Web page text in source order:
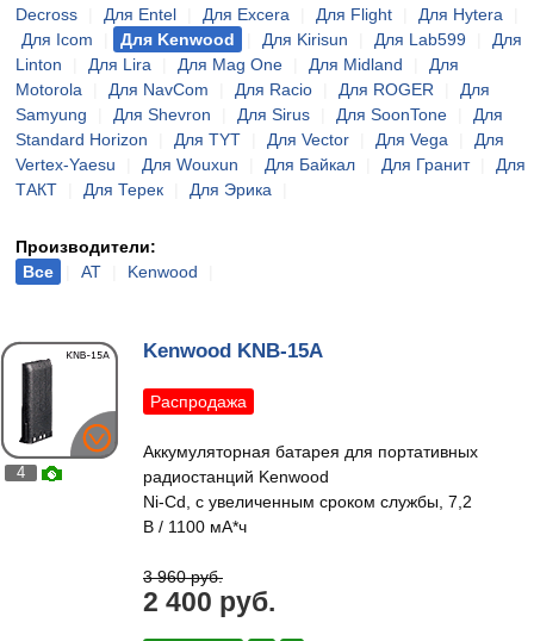
Decross
Для Entel Для Excera Для Flight Для Hytera
Для Icom
Для Kenwood Для Kirisun Для Lab599
Для
Linton
Для Lira Для Mag One Для Midland
Для
Motorola
Для NavCom Для Racio Для ROGER
Для
Samyung
Для Shevron Для Sirus Для SoonTone
Для
Standard Horizon
Для TYT Для Vector Для Vega
Для
Vertex-Yaesu
Для Wouxun Для Байкал Для Гранит
Для
ТАКТ
Для Терек Для Эрика
Производители:
Все
AT Kenwood
4
Kenwood KNB-15A
Распродажа
Аккумуляторная батарея для портативных
радиостанций Kenwood
Ni-Cd, с увеличенным сроком службы, 7,2
В / 1100 мА*ч
3 960 руб.
2 400 руб.